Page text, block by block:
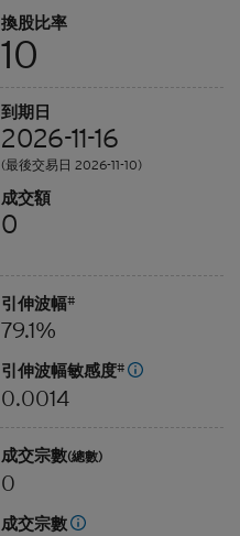
換股比率
10
到期日
2026-11-16
(最後交易日 2026-11-10)
成交額
0
引伸波幅#
79.1%
引伸波幅敏感度#
0.0014
成交宗數(總數)
0
成交宗數